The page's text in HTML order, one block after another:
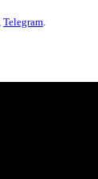
Telegram.